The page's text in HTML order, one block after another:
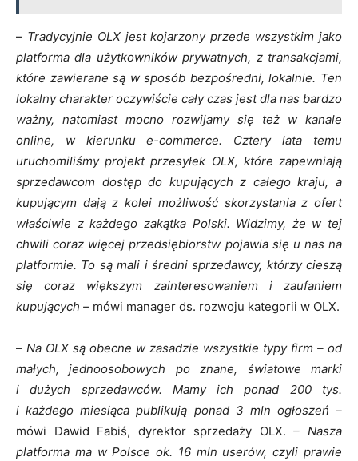
– Tradycyjnie OLX jest kojarzony przede wszystkim jako
platforma dla użytkowników prywatnych, z transakcjami,
które zawierane są w sposób bezpośredni, lokalnie. Ten
lokalny charakter oczywiście cały czas jest dla nas bardzo
ważny, natomiast mocno rozwijamy się też w kanale
online, w kierunku e-commerce. Cztery lata temu
uruchomiliśmy projekt przesyłek OLX, które zapewniają
sprzedawcom dostęp do kupujących z całego kraju, a
kupującym dają z kolei możliwość skorzystania z ofert
właściwie z każdego zakątka Polski. Widzimy, że w tej
chwili coraz więcej przedsiębiorstw pojawia się u nas na
platformie. To są mali i średni sprzedawcy, którzy cieszą
się coraz większym zainteresowaniem i zaufaniem
kupujących – mówi manager ds. rozwoju kategorii w OLX.
– Na OLX są obecne w zasadzie wszystkie typy firm – od
małych, jednoosobowych po znane, światowe marki
i dużych sprzedawców. Mamy ich ponad 200 tys.
i każdego miesiąca publikują ponad 3 mln ogłoszeń –
mówi Dawid Fabiś, dyrektor sprzedaży OLX.– Nasza
platforma ma w Polsce ok. 16 mln userów, czyli prawie